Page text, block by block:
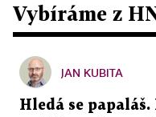
Vybíráme z
JAN KUBITA
Hledá se